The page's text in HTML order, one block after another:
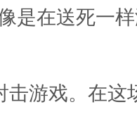
是在送死一样
游戏。在这